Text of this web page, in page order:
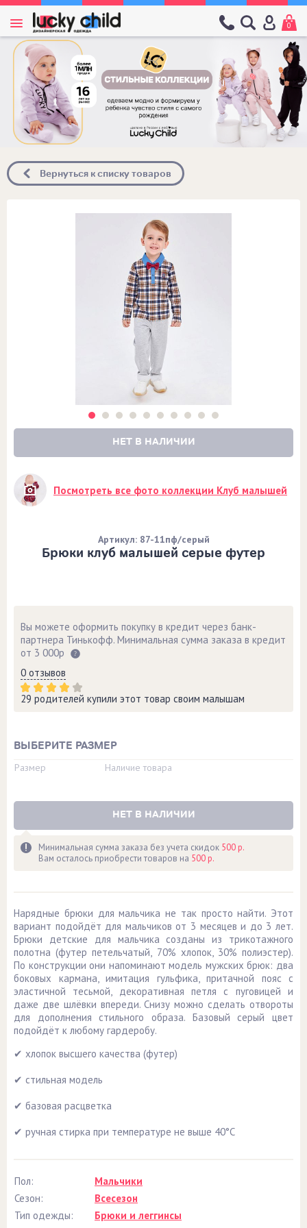
0
Вернуться к списку товаров
НЕТ В НАЛИЧИИ
Посмотреть все фото коллекции Клуб малышей
Брюки клуб малышей серые футер
Артикул: 87-11пф/серый
Вы можете оформить покупку в кредит через банк-
партнера Тинькофф. Минимальная сумма заказа в кредит
от 3 000р
0 отзывов
29 родителей купили этот товар своим малышам
ВЫБЕРИТЕ РАЗМЕР
Размер Наличие товара
НЕТ В НАЛИЧИИ
Минимальная сумма заказа без учета скидок 500 р.
Вам осталось приобрести товаров на 500 р.
Нарядные брюки для мальчика не так просто найти. Этот
вариант подойдёт для мальчиков от 3 месяцев и до 3 лет.
Брюки детские для мальчика созданы из трикотажного
полотна (футер петельчатый, 70% хлопок, 30% полиэстер).
По конструкции они напоминают модель мужских брюк: два
боковых кармана, имитация гульфика, притачной пояс с
эластичной тесьмой, декоративная петля с пуговицей и
даже две шлёвки впереди. Снизу можно сделать отвороты
для дополнения стильного образа. Базовый серый цвет
подойдёт к любому гардеробу.
✔ хлопок высшего качества (футер)
✔ стильная модель
✔ базовая расцветка
✔ ручная стирка при температуре не выше 40°С
Пол:
Мальчики
Сезон:
Всесезон
Тип одежды:
Брюки и леггинсы